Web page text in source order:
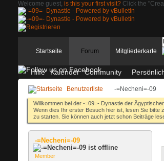
Welcome guest, is this your first visit? Click the
Startseite Forum
Hilfe Kalender Community
Mitgliederkarte
Benutzerliste -=Necheni=-09
Willkommen bei der -=09=- Dynastie der
Wenn dies Ihr erster Besuch hier ist, lesen Sie bitte
zu starten. Sie können auch jetzt schon Beiträge
-=Necheni=-09
Member